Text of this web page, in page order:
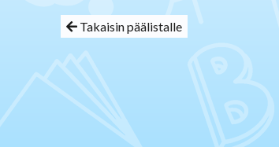
Takaisin päälistalle